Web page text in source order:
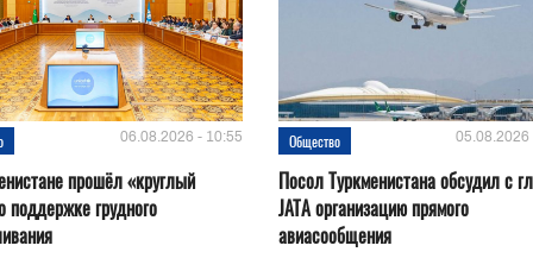
06.08.2026 - 10:55
прошёл «круглый
поддержке грудного
Общество 05.08.2026
Посол Туркменистана обсудил с
JATA организацию прямого
авиасообщения